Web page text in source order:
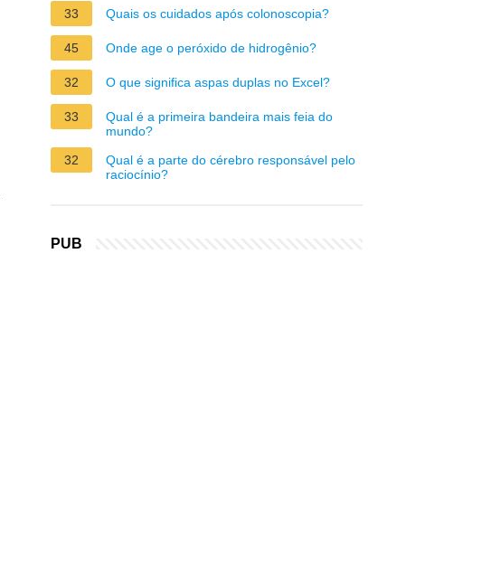
33
Quais os cuidados após colonoscopia?
45 Onde age o peróxido de hidrogênio?
32 O que significa aspas duplas no Excel?
33
Qual é a primeira bandeira mais feia do
mundo?
32
Qual é a parte do cérebro responsável pelo
raciocínio?
PUB